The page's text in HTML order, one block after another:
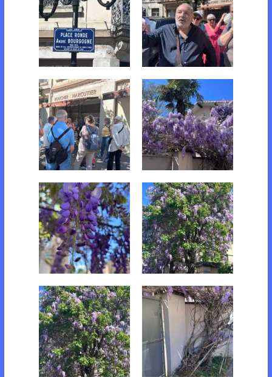
Notre rendez-vous Notre guide Serge
Tous à l'écoute les glycines
Les glycines Les glycines